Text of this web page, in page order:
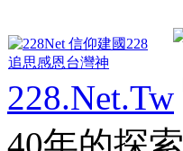
228.Net.Tw